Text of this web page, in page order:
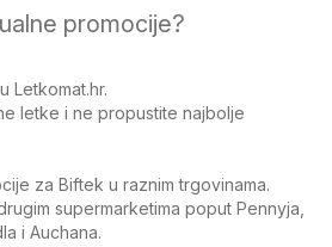
promocije?
Letkomat.hr.
letke i ne propustite najbolje
za Biftek u raznim trgovinama.
supermarketima poput Pennyja,
i Auchana.